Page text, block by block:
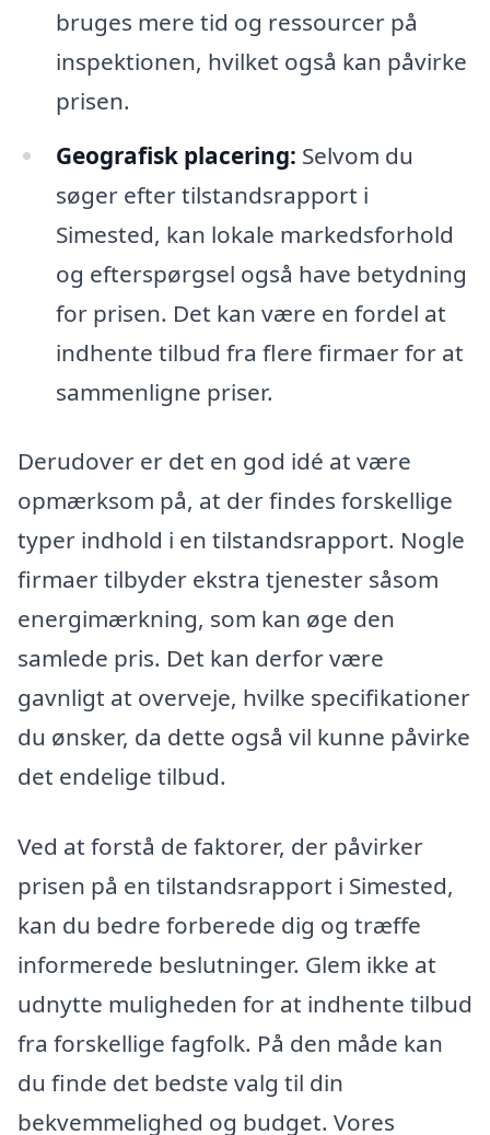
bruges mere tid og ressourcer på
inspektionen, hvilket også kan påvirke
prisen.
Geografisk placering: Selvom du
søger efter tilstandsrapport i
Simested, kan lokale markedsforhold
og efterspørgsel også have betydning
for prisen. Det kan være en fordel at
indhente tilbud fra flere firmaer for at
sammenligne priser.
Derudover er det en god idé at være
opmærksom på, at der findes forskellige
typer indhold i en tilstandsrapport. Nogle
firmaer tilbyder ekstra tjenester såsom
energimærkning, som kan øge den
samlede pris. Det kan derfor være
gavnligt at overveje, hvilke specifikationer
du ønsker, da dette også vil kunne påvirke
det endelige tilbud.
Ved at forstå de faktorer, der påvirker
prisen på en tilstandsrapport i Simested,
kan du bedre forberede dig og træffe
informerede beslutninger. Glem ikke at
udnytte muligheden for at indhente tilbud
fra forskellige fagfolk. På den måde kan
du finde det bedste valg til din
bekvemmelighed og budget. Vores